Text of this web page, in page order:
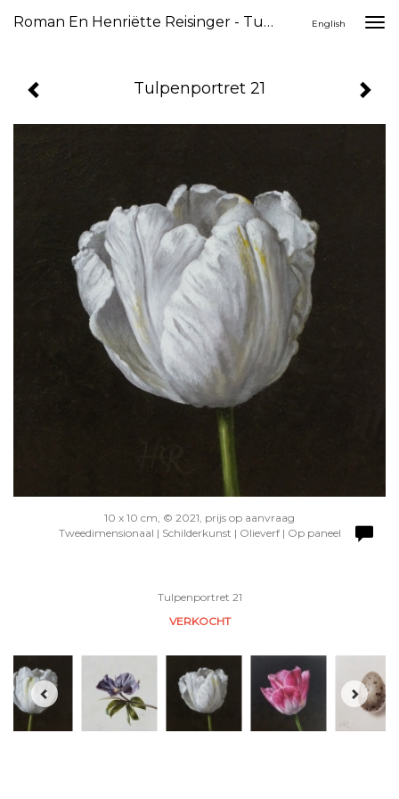
Roman En Henriëtte Reisinger - Tulpenportret 21 English
Tulpenportret 21
10 x 10 cm, © 2021, prijs op aanvraag
Tweedimensionaal | Schilderkunst | Olieverf | Op paneel
Tulpenportret 21
VERKOCHT